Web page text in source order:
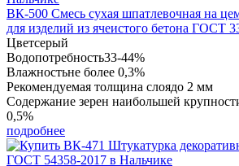
ВК-500 Смесь сухая шпатлевочная на
для изделий из ячеистого бетона ГОСТ
Цветсерый
Водопотребность33-44%
Влажностьне более 0,3%
Рекомендуемая толщина слоядо 2 мм
Содержание зерен наибольшей
0,5%
подробнее